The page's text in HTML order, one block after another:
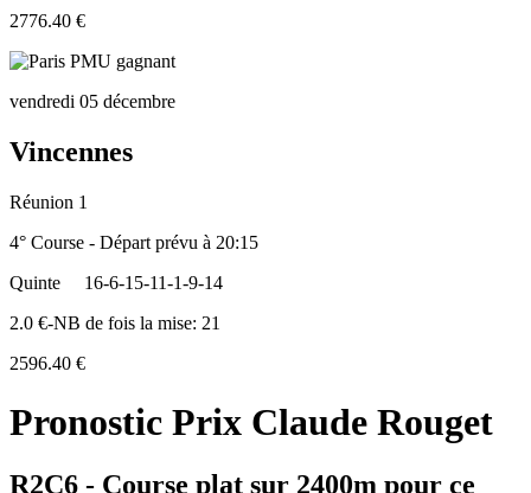
2776.40 €
vendredi 05 décembre
Vincennes
Réunion 1
4° Course - Départ prévu à 20:15
Quinte
16-6-15-11-1-9-14
2.0 €-NB de fois la mise: 21
2596.40 €
Pronostic Prix Claude Rouget
R2C6 - Course plat sur 2400m pour ce